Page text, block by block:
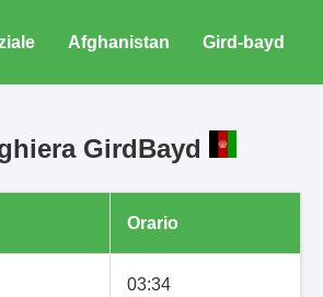
Afghanistan Gird-bayd
GirdBayd
Orario
03:34